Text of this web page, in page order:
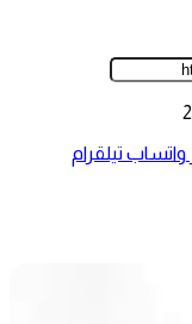
واتساب تيلقرام